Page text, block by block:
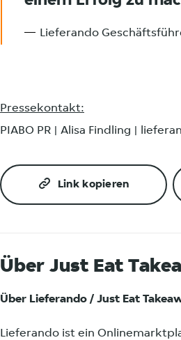
Lieferando
Pressekontakt:
PIABO PR | Alisa Findling |
Link kopieren
Über Just Eat
Über Lieferando / Just Eat
Lieferando ist ein